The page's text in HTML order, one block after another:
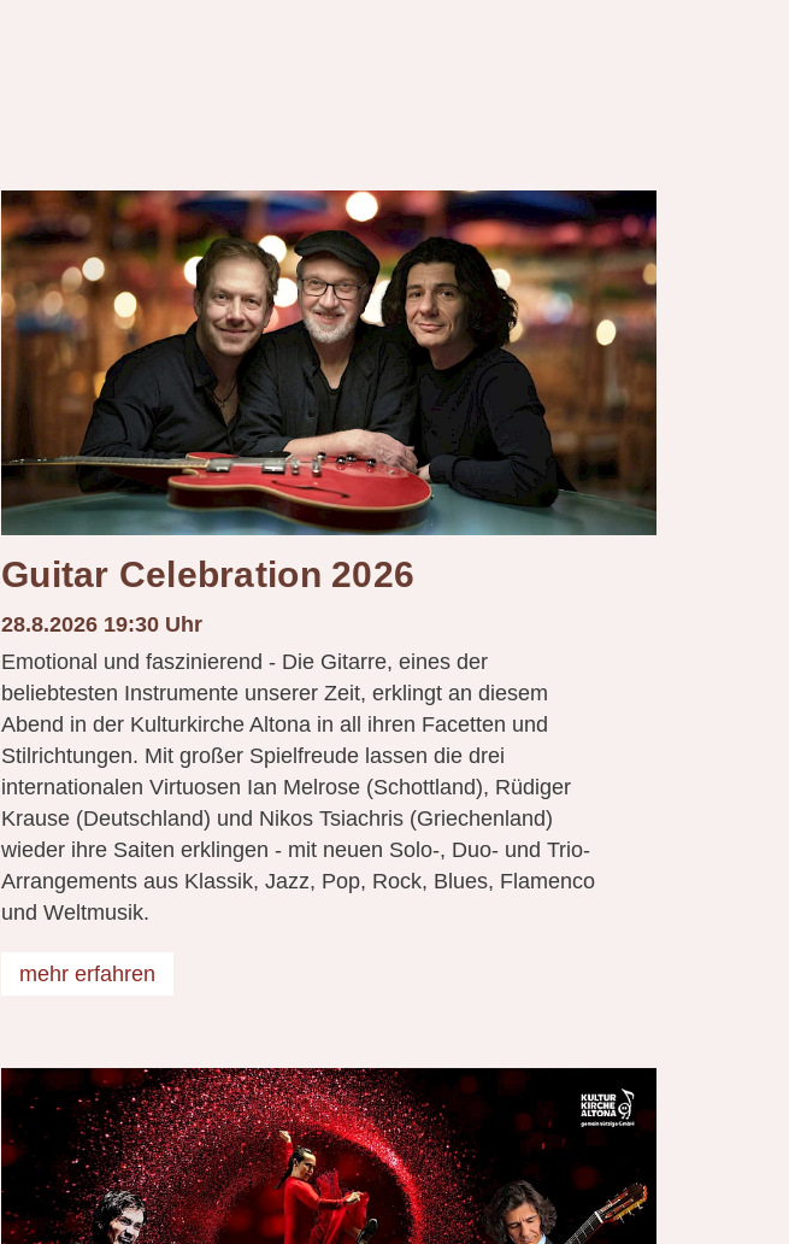
Guitar Celebration 2026
28.8.2026 19:30 Uhr
Emotional und faszinierend - Die Gitarre, eines der
beliebtesten Instrumente unserer Zeit, erklingt an diesem
Abend in der Kulturkirche Altona in all ihren Facetten und
Stilrichtungen. Mit großer Spielfreude lassen die drei
internationalen Virtuosen Ian Melrose (Schottland), Rüdiger
Krause (Deutschland) und Nikos Tsiachris (Griechenland)
wieder ihre Saiten erklingen - mit neuen Solo-, Duo- und Trio-
Arrangements aus Klassik, Jazz, Pop, Rock, Blues, Flamenco
und Weltmusik.
mehr erfahren